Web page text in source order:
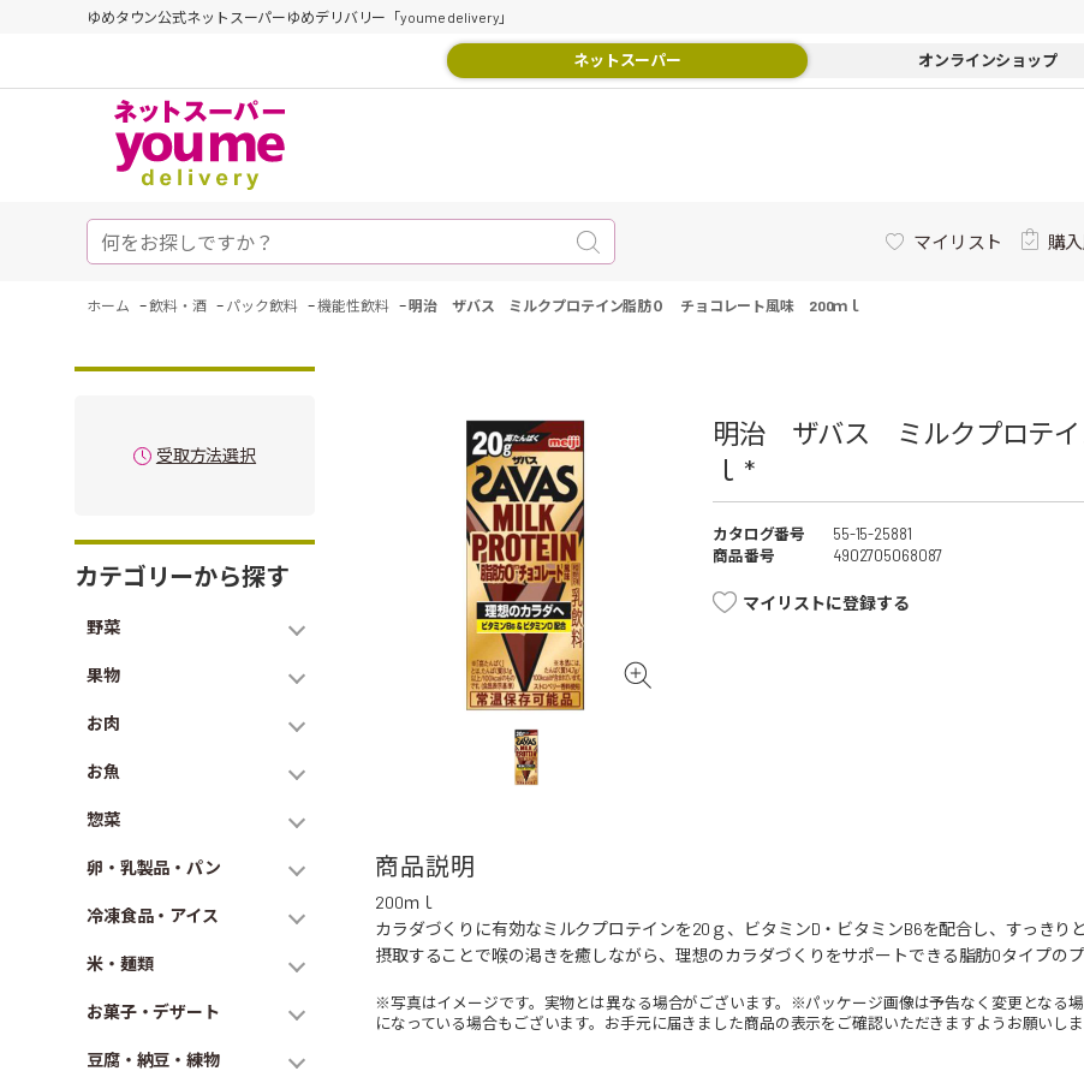
ゆめタウン公式ネットスーパーゆめデリバリー「youme delivery」
ネットスーパー オンラインショップ
マイリスト 購
ホーム -飲料・酒 - パック飲料 -機能性飲料 -明治 ザバス ミルクプロテイン脂肪０ チョコレート風味 200ｍｌ
受取方法選択
カテゴリーから探す
野菜
果物
お肉
お魚
惣菜
卵・乳製品・パン
冷凍食品・アイス
米・麺類
お菓子・デザート
豆腐・納豆・練物
明治 ザバス ミルクプロテ
ｌ *
カタログ番号
55-15-25881
商品番号
4902705068087
マイリストに登録する
商品説明
200ｍｌ
カラダづくりに有効なミルクプロテインを20ｇ、ビタミンD・ビタミンB6を配合し、すっき
摂取することで喉の渇きを癒しながら、理想のカラダづくりをサポートできる脂肪0タイプのプ
※写真はイメージです。実物とは異なる場合がございます。※パッケージ画像は予告なく変更となる
になっている場合もございます。お手元に届きました商品の表示をご確認いただきますようお願いしま